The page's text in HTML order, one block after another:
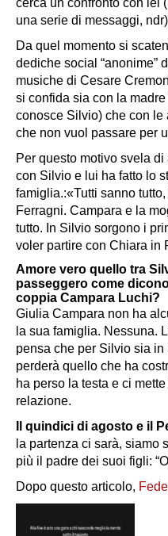
una serie di messaggi,
Da quel momento si
dediche social “anonime”
musiche di Cesare
si confida sia con la
conosce Silvio) che con
che non vuol passare per
Per questo motivo svela
con Silvio e lui ha fatto lo
famiglia.:«Tutti sanno
Ferragni. Campara e la
tutto. In Silvio sorgono i
voler partire con Chiara in
Amore vero quello tra
passeggero come
coppia Campara Luchi?
Giulia Campara non ha
la sua famiglia. Nessuna.
pensa che per Silvio sia in
perderà quello che ha
ha perso la testa e ci
relazione.
Il quindici di agosto e il
la partenza ci sarà, siamo
più il padre dei suoi figli:
Dopo questo articolo,